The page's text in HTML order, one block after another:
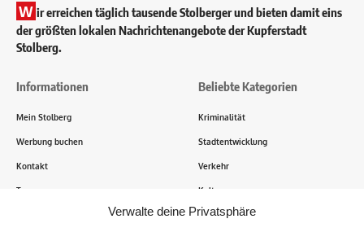
Verwalte deine Privatsphäre
W ir erreichen täglich tausende Stolberger und bieten damit eins
der größten lokalen Nachrichtenangebote der Kupferstadt
Stolberg.
Informationen
Mein Stolberg
Werbung buchen
Kontakt
Transparenz
Beliebte Kategorien
Kriminalität
Stadtentwicklung
Verkehr
Kultur